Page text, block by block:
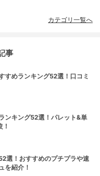
カテゴリ一覧へ
事
すめランキング52選！口コミ
ンキング52選！パレット&単
選！おすすめのプチプラや速
を紹介！